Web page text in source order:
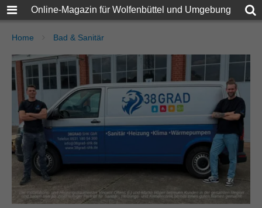
Online-Magazin für Wolfenbüttel und Umgebung
Home Bad & Sanitär